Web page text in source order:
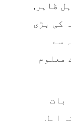
ظاہر,
کی بڑی
سے
معلوم
بات
اہل